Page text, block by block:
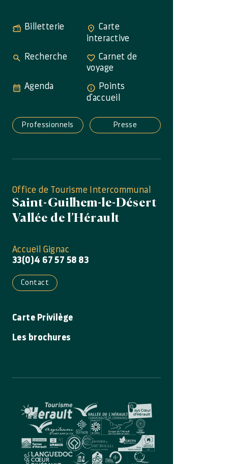
Billetterie
Carte
interactive
Recherche
Carnet de
voyage
Agenda
Points
d'accueil
Professionnels Presse
Office de Tourisme Intercommunal
Saint-Guilhem-le-Désert
Vallée de l’Hérault
Accueil Gignac
33(0)4 67 57 58 83
Contact
Carte Privilège
Les brochures